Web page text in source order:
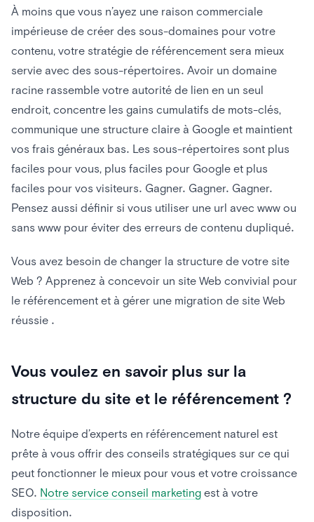
À moins que vous n’ayez une raison commerciale
impérieuse de créer des sous-domaines pour votre
contenu, votre stratégie de référencement sera mieux
servie avec des sous-répertoires. Avoir un domaine
racine rassemble votre autorité de lien en un seul
endroit, concentre les gains cumulatifs de mots-clés,
communique une structure claire à Google et maintient
vos frais généraux bas. Les sous-répertoires sont plus
faciles pour vous, plus faciles pour Google et plus
faciles pour vos visiteurs. Gagner. Gagner. Gagner.
Pensez aussi définir si vous utiliser une url avec www ou
sans www pour éviter des erreurs de contenu dupliqué.
Vous avez besoin de changer la structure de votre site
Web ? Apprenez à concevoir un site Web convivial pour
le référencement et à gérer une migration de site Web
réussie .
Vous voulez en savoir plus sur la
structure du site et le référencement ?
Notre équipe d’experts en référencement naturel est
prête à vous offrir des conseils stratégiques sur ce qui
peut fonctionner le mieux pour vous et votre croissance
SEO. Notre service conseil marketing est à votre
disposition.